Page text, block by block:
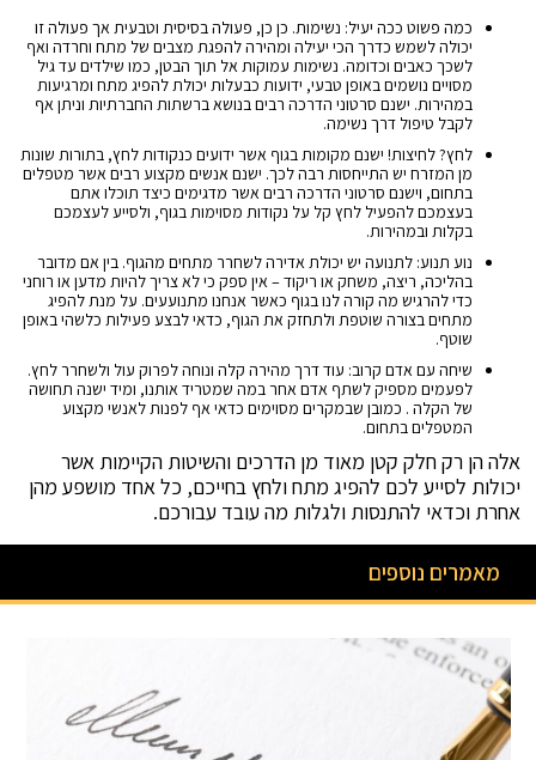
כמה פשוט ככה יעיל: נשימות. כן כן, פעולה בסיסית וטבעית אך פעולה זו
יכולה לשמש כדרך הכי יעילה ומהירה להפגת מצבים של מתח וחרדה ואף
לשכך כאבים וכדומה. נשימות עמוקות אל תוך הבטן, כמו שילדים עד גיל
מסויים נושמים באופן טבעי, ידועות כבעלות יכולת להפיג מתח ומרגיעות
במהירות. ישנם סרטוני הדרכה רבים בנושא ברשתות החברתיות וניתן אף
לקבל טיפול דרך נשימה.
לחץ? לחיצות! ישנם מקומות בגוף אשר ידועים כנקודות לחץ, בתורות שונות
מן המזרח יש התייחסות רבה לכך. ישנם אנשים מקצוע רבים אשר מטפלים
בתחום, וישנם סרטוני הדרכה רבים אשר מדגימים כיצד תוכלו אתם
בעצמכם להפעיל לחץ קל על נקודות מסוימות בגוף, ולסייע לעצמכם
בקלות ובמהירות.
נוע תנוע: לתנועה יש יכולת אדירה לשחרר מתחים מהגוף. בין אם מדובר
בהליכה, ריצה, משחק או ריקוד – אין ספק כי לא צריך להיות מדען או רוחני
כדי להרגיש מה קורה לנו בגוף כאשר אנחנו מתנועעים. על מנת להפיג
מתחים בצורה שוטפת ולתחזק את הגוף, כדאי לבצע פעילות כלשהי באופן
שוטף.
שיחה עם אדם קרוב: עוד דרך מהירה קלה ונוחה לפרוק עול ולשחרר לחץ.
לפעמים מספיק לשתף אדם אחר במה שמטריד אותנו, ומיד ישנה תחושה
של הקלה . כמובן שבמקרים מסוימים כדאי אף לפנות לאנשי מקצוע
המטפלים בתחום.
אלה הן רק חלק קטן מאוד מן הדרכים והשיטות הקיימות אשר
יכולות לסייע לכם להפיג מתח ולחץ בחייכם, כל אחד מושפע מהן
אחרת וכדאי להתנסות ולגלות מה עובד עבורכם.
מאמרים נוספים